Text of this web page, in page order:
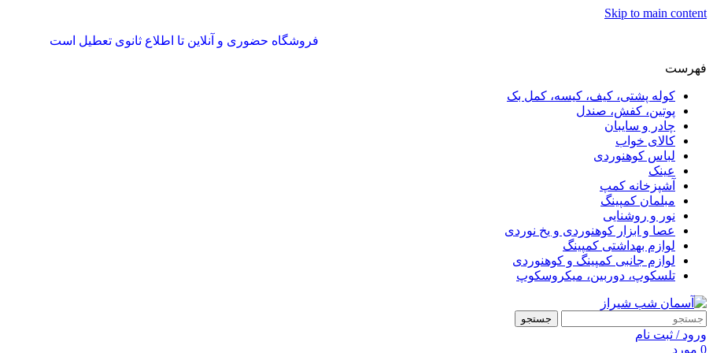
Skip to main content
فروشگاه حضوری و آنلاین تا اطلاع ثانوی تعطیل است
فهرست
کوله پشتی، کیف، کیسه، کمل بک
پوتین، کفش، صندل
چادر و سایبان
کالای خواب
لباس کوهنوردی
عینک
آشپزخانه کمپ
مبلمان کمپینگ
نور و روشنایی
عصا و ابزار کوهنوردی و یخ نوردی
لوازم بهداشتی کمپینگ
لوازم جانبی کمپینگ و کوهنوردی
تلسکوپ، دوربین، میکروسکوپ
جستجو
ورود / ثبت نام
0 مورد